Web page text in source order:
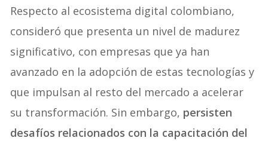
Respecto al ecosistema digital colombiano,
consideró que presenta un nivel de madurez
significativo, con empresas que ya han
avanzado en la adopción de estas tecnologías y
que impulsan al resto del mercado a acelerar
su transformación. Sin embargo, persisten
desafíos relacionados con la capacitación del